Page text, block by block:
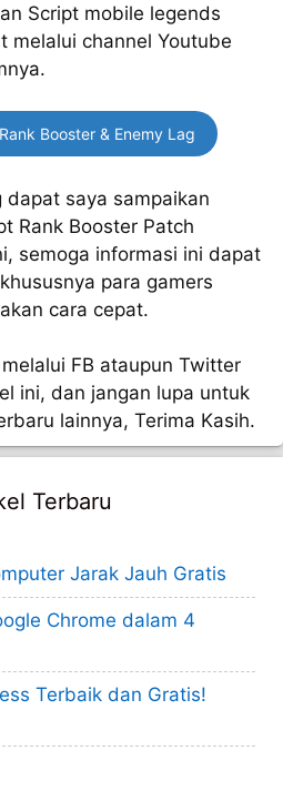
Script mobile legends
melalui channel Youtube
Booster & Enemy Lag
dapat saya sampaikan
Rank Booster Patch
semoga informasi ini dapat
para gamers
cara cepat.
FB ataupun Twitter
ini, dan jangan lupa untuk
lainnya, Terima Kasih.
Terbaru
Jarak Jauh Gratis
Chrome dalam 4
Terbaik dan Gratis!